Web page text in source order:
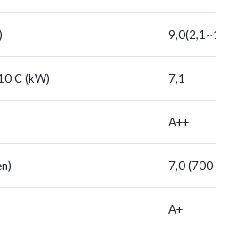
C (kW) 7,1
A++
7,0 (700 %)
A+